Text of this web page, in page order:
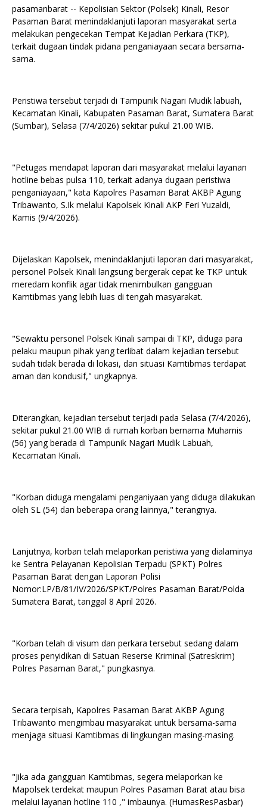
pasamanbarat -- Kepolisian Sektor (Polsek) Kinali, Resor
Pasaman Barat menindaklanjuti laporan masyarakat serta
melakukan pengecekan Tempat Kejadian Perkara (TKP),
terkait dugaan tindak pidana penganiayaan secara bersama-
sama.
Peristiwa tersebut terjadi di Tampunik Nagari Mudik labuah,
Kecamatan Kinali, Kabupaten Pasaman Barat, Sumatera Barat
(Sumbar), Selasa (7/4/2026) sekitar pukul 21.00 WIB.
"Petugas mendapat laporan dari masyarakat melalui layanan
hotline bebas pulsa 110, terkait adanya dugaan peristiwa
penganiayaan," kata Kapolres Pasaman Barat AKBP Agung
Tribawanto, S.Ik melalui Kapolsek Kinali AKP Feri Yuzaldi,
Kamis (9/4/2026).
Dijelaskan Kapolsek, menindaklanjuti laporan dari masyarakat,
personel Polsek Kinali langsung bergerak cepat ke TKP untuk
meredam konflik agar tidak menimbulkan gangguan
Kamtibmas yang lebih luas di tengah masyarakat.
"Sewaktu personel Polsek Kinali sampai di TKP, diduga para
pelaku maupun pihak yang terlibat dalam kejadian tersebut
sudah tidak berada di lokasi, dan situasi Kamtibmas terdapat
aman dan kondusif," ungkapnya.
Diterangkan, kejadian tersebut terjadi pada Selasa (7/4/2026),
sekitar pukul 21.00 WIB di rumah korban bernama Muharnis
(56) yang berada di Tampunik Nagari Mudik Labuah,
Kecamatan Kinali.
"Korban diduga mengalami penganiyaan yang diduga dilakukan
oleh SL (54) dan beberapa orang lainnya," terangnya.
Lanjutnya, korban telah melaporkan peristiwa yang dialaminya
ke Sentra Pelayanan Kepolisian Terpadu (SPKT) Polres
Pasaman Barat dengan Laporan Polisi
Nomor:LP/B/81/IV/2026/SPKT/Polres Pasaman Barat/Polda
Sumatera Barat, tanggal 8 April 2026.
"Korban telah di visum dan perkara tersebut sedang dalam
proses penyidikan di Satuan Reserse Kriminal (Satreskrim)
Polres Pasaman Barat," pungkasnya.
Secara terpisah, Kapolres Pasaman Barat AKBP Agung
Tribawanto mengimbau masyarakat untuk bersama-sama
menjaga situasi Kamtibmas di lingkungan masing-masing.
"Jika ada gangguan Kamtibmas, segera melaporkan ke
Mapolsek terdekat maupun Polres Pasaman Barat atau bisa
melalui layanan hotline 110 ," imbaunya. (HumasResPasbar)